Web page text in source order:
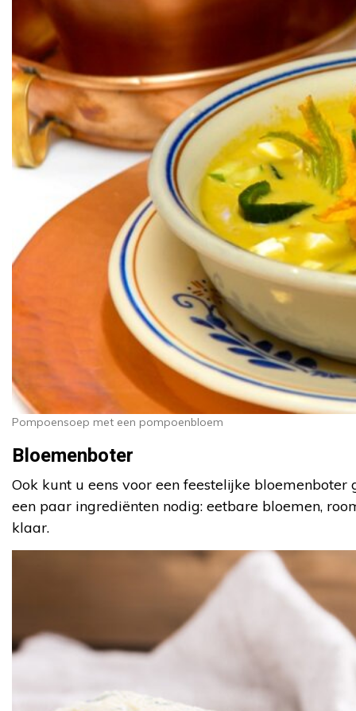
Pompoensoep met een pompoenbloem
Bloemenboter
Ook kunt u eens voor een feestelijke
een paar ingrediënten nodig: eetbare bloemen,
klaar.